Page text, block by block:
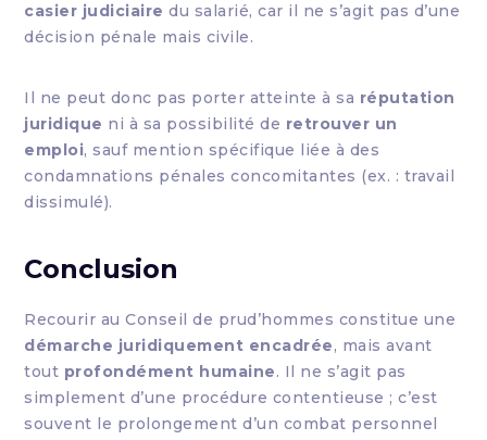
casier judiciaire du salarié, car il ne s’agit pas d’une
décision pénale mais civile.
Il ne peut donc pas porter atteinte à sa réputation
juridique ni à sa possibilité de retrouver un
emploi, sauf mention spécifique liée à des
condamnations pénales concomitantes (ex. : travail
dissimulé).
Conclusion
Recourir au Conseil de prud’hommes constitue une
démarche juridiquement encadrée, mais avant
tout profondément humaine. Il ne s’agit pas
simplement d’une procédure contentieuse ; c’est
souvent le prolongement d’un combat personnel